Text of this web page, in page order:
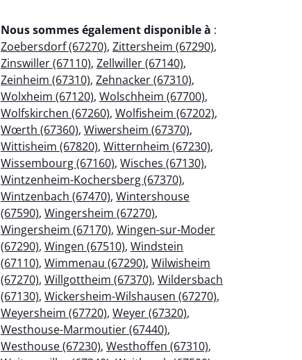
Nous sommes également disponible à :
Zoebersdorf (67270), Zittersheim (67290),
Zinswiller (67110), Zellwiller (67140),
Zeinheim (67310), Zehnacker (67310),
Wolxheim (67120), Wolschheim (67700),
Wolfskirchen (67260), Wolfisheim (67202),
Wœrth (67360), Wiwersheim (67370),
Wittisheim (67820), Witternheim (67230),
Wissembourg (67160), Wisches (67130),
Wintzenheim-Kochersberg (67370),
Wintzenbach (67470), Wintershouse
(67590), Wingersheim (67270),
Wingersheim (67170), Wingen-sur-Moder
(67290), Wingen (67510), Windstein
(67110), Wimmenau (67290), Wilwisheim
(67270), Willgottheim (67370), Wildersbach
(67130), Wickersheim-Wilshausen (67270),
Weyersheim (67720), Weyer (67320),
Westhouse-Marmoutier (67440),
Westhouse (67230), Westhoffen (67310),